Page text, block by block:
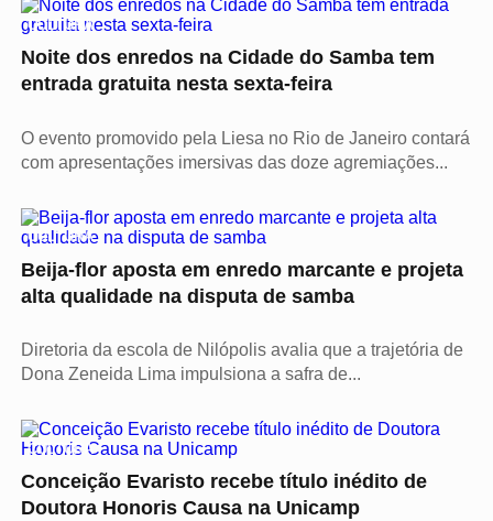
CULTURA
Noite dos enredos na Cidade do Samba tem
entrada gratuita nesta sexta-feira
O evento promovido pela Liesa no Rio de Janeiro contará
com apresentações imersivas das doze agremiações...
CULTURA
Beija-flor aposta em enredo marcante e projeta
alta qualidade na disputa de samba
Diretoria da escola de Nilópolis avalia que a trajetória de
Dona Zeneida Lima impulsiona a safra de...
CULTURA
Conceição Evaristo recebe título inédito de
Doutora Honoris Causa na Unicamp